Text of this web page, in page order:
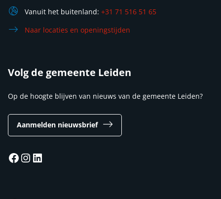
Vanuit het buitenland: +31 71 516 51 65
Naar locaties en openingstijden
Volg de gemeente Leiden
Op de hoogte blijven van nieuws van de gemeente Leiden?
Aanmelden nieuwsbrief
Facebook
Instagram
LinkedIn